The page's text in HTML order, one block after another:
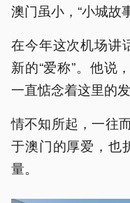
澳门虽小，“小城故
在今年这次机场讲
新的“爱称”。他说
一直惦念着这里的
情不知所起，一往
于澳门的厚爱，也
量。